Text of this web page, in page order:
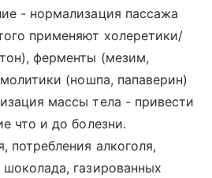
- нормализация пассажа
применяют холеретики/
ферменты (мезим,
(ношпа, папаверин)
массы тела - привести
что и до болезни.
потребления алкоголя,
газированных